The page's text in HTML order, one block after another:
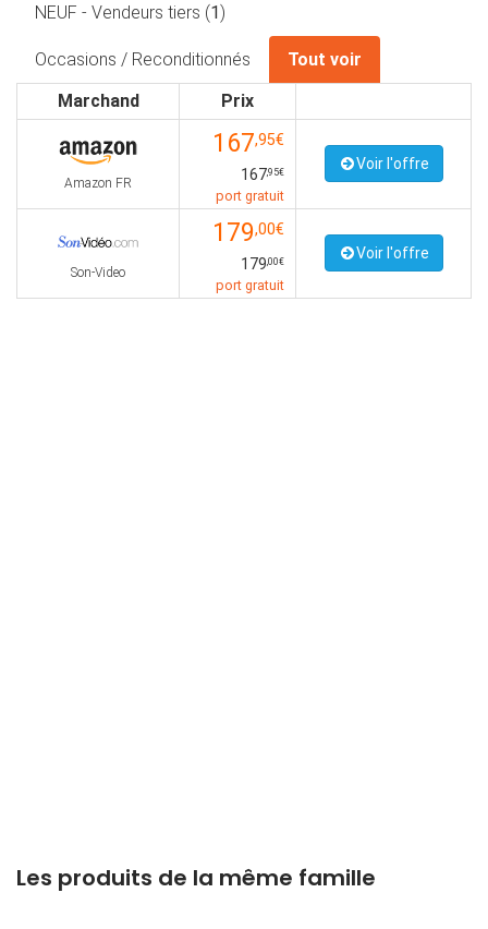
NEUF - Vendeurs tiers (1)
Occasions / Reconditionnés
Tout voir
Marchand
Prix
Amazon FR
167,95€
167,95€
port gratuit
Voir l'offre
Son-Video
179,00€
179,00€
port gratuit
Voir l'offre
Les produits de la même famille